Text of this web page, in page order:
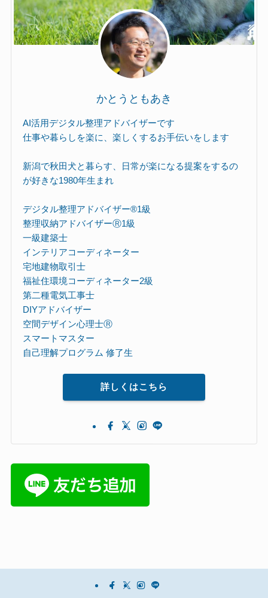
かとうともあき
AI活用デジタル整理アドバイザーです
仕事や暮らしを楽に、楽しくするお手伝いをします
新潟で秋田犬と暮らす、日常が楽になる提案をするの
が好きな1980年生まれ
デジタル整理アドバイザー®︎1級
整理収納アドバイザーⓇ1級
一級建築士
インテリアコーディネーター
宅地建物取引士
福祉住環境コーディネーター2級
第二種電気工事士
DIYアドバイザー
空間デザイン心理士Ⓡ
スマートマスター
自己理解プログラム 修了生
詳しくはこちら